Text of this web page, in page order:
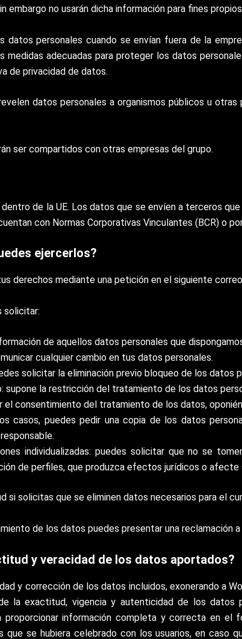
embargo no usarán dicha información para fines
datos personales cuando se envían fuera de la
medidas adecuadas para proteger los datos
de privacidad de datos.
datos personales a organismos públicos u
ser compartidos con otras empresas del grupo.
de la UE. Los datos que se envíen a terceros
con Normas Corporativas Vinculantes (BCR) o
ejercerlos?
derechos mediante una petición en el siguiente
solicitar:
de aquellos datos personales que
cualquier cambio en tus datos personales.
solicitar la eliminación previo bloqueo de los datos
supone la restricción del tratamiento de los datos
el consentimiento del tratamiento de los datos,
casos, puedes pedir una copia de los datos
individualizadas: puedes solicitar que no se
de perfiles, que produzca efectos jurídicos o
si solicitas que se eliminen datos necesarios para el
de los datos puedes presentar una reclamación
y veracidad de los datos aportados?
y corrección de los datos incluidos, exonerando a
la exactitud, vigencia y autenticidad de los
proporcionar información completa y correcta en el
se hubiera celebrado con los usuarios, en caso